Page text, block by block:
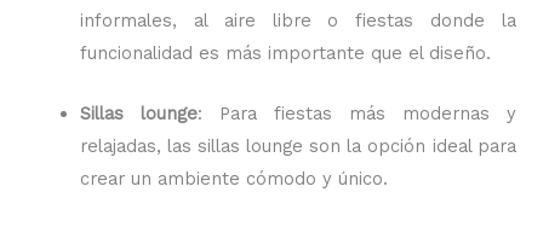
informales, al aire libre o fiestas donde la
funcionalidad es más importante que el diseño.
Sillas lounge: Para fiestas más modernas y
relajadas, las sillas lounge son la opción ideal para
crear un ambiente cómodo y único.